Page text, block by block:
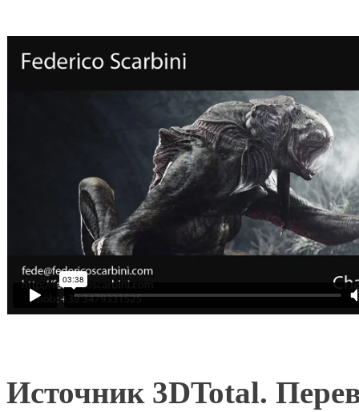
Источник 3DTotal.